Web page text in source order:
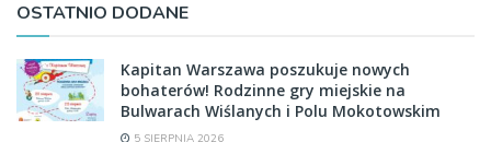
OSTATNIO DODANE
Kapitan Warszawa poszukuje nowych
bohaterów! Rodzinne gry miejskie na
Bulwarach Wiślanych i Polu Mokotowskim
5 SIERPNIA 2026